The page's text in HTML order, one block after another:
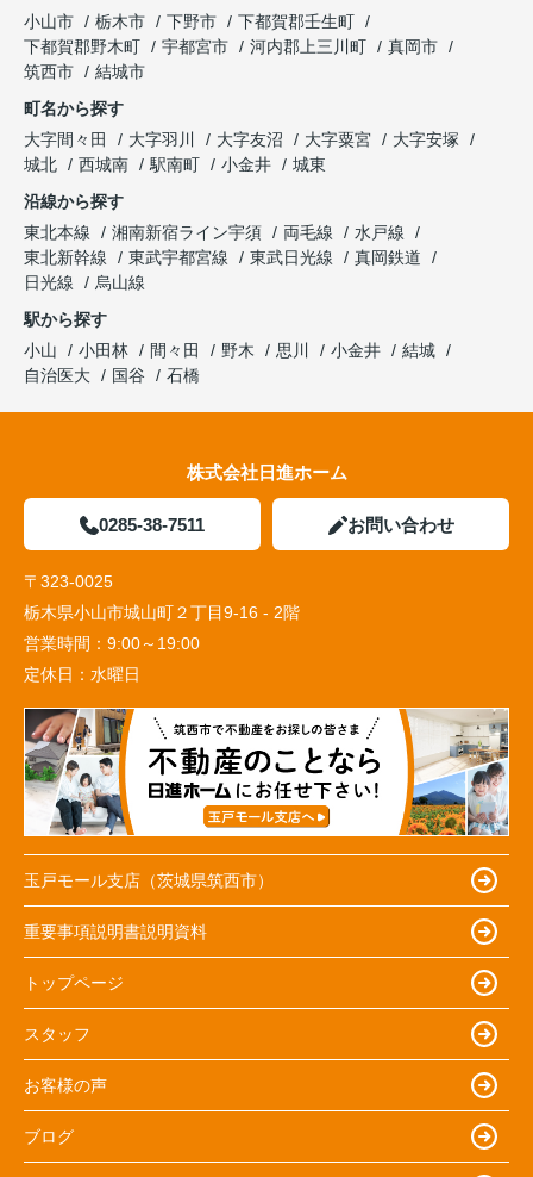
小山市
栃木市 下野市
下都賀郡壬生町
下都賀郡野木町
宇都宮市 河内郡上三川町
真岡市
筑西市
結城市
町名から探す
大字間々田
大字羽川 大字友沼 大字粟宮
大字安塚
城北
西城南 駅南町 小金井
城東
沿線から探す
東北本線
湘南新宿ライン宇須 両毛線
水戸線
東北新幹線
東武宇都宮線 東武日光線
真岡鉄道
日光線
烏山線
駅から探す
小山
小田林 間々田 野木 思川 小金井
結城
自治医大
国谷 石橋
株式会社日進ホーム
0285-38-7511 お問い合わせ
〒323-0025
栃木県小山市城山町２丁目9-16 - 2階
営業時間： 9:00～19:00
定休日： 水曜日
玉戸モール支店（茨城県筑西市）
重要事項説明書説明資料
トップページ
スタッフ
お客様の声
ブログ